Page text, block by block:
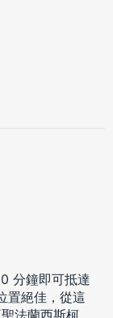
分鐘即可抵達
置絕佳，從這
法蘭西斯柯，